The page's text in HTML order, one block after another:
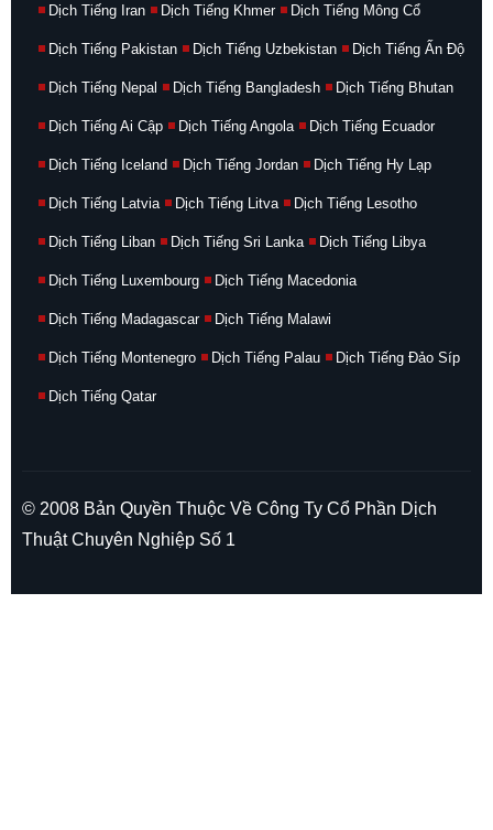
Dịch Tiếng Iran Dịch Tiếng Khmer Dịch Tiếng Mông Cổ
Dịch Tiếng Pakistan Dịch Tiếng Uzbekistan Dịch Tiếng Ấn Độ
Dịch Tiếng Nepal Dịch Tiếng Bangladesh Dịch Tiếng Bhutan
Dịch Tiếng Ai Cập Dịch Tiếng Angola Dịch Tiếng Ecuador
Dịch Tiếng Iceland Dịch Tiếng Jordan Dịch Tiếng Hy Lạp
Dịch Tiếng Latvia Dịch Tiếng Litva Dịch Tiếng Lesotho
Dịch Tiếng Liban Dịch Tiếng Sri Lanka Dịch Tiếng Libya
Dịch Tiếng Luxembourg Dịch Tiếng Macedonia
Dịch Tiếng Madagascar Dịch Tiếng Malawi
Dịch Tiếng Montenegro Dịch Tiếng Palau Dịch Tiếng Đảo Síp
Dịch Tiếng Qatar
© 2008 Bản Quyền Thuộc Về Công Ty Cổ Phần Dịch
Thuật Chuyên Nghiệp Số 1